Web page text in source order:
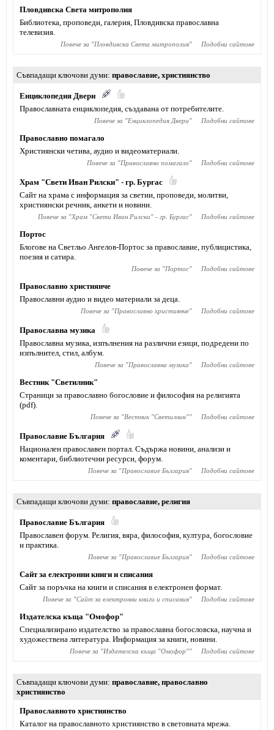
Пловдивска Света митрополия
Библиотека, проповеди, галерия, Пловдивска православна
телевизия.
Повече за "Пловдивска Света митрополия" Подобни сайтове
Съвпадащи ключови думи православие, християнство
Енциклопедия Двери
Православната енциклопедия, създавана от потребителите.
Повече за "Енциклопедия Двери" Подобни сайтове
Православно помагало
Християнски четива, аудио и видеоматериали.
Повече за "Православно помагало" Подобни сайтове
Храм "Свети Иван Рилски" - гр. Бургас
Сайт на храма с информация за светии, проповеди, молитви,
християнски речник, анкети и новини.
Повече за "Храм "Свети Иван Рилски" - гр. Бургас" Подобни сайтове
Портос
Блогове на Светльо Ангелов-Портос за православие, публицистика,
поезия и сатира.
Повече за "Портос" Подобни сайтове
Православно християнче
Православни аудио и видео материали за деца.
Повече за "Православно християнче" Подобни сайтове
Православна музика
Православна музика, изпълнения на различни езици, подредени по
изпълнител, стил, албум.
Повече за "Православна музика" Подобни сайтове
Вестник "Светилник"
Страници за православно богословие и философия на религията
(pdf).
Повече за "Вестник "Светилник"" Подобни сайтове
Православие България
Национален православен портал. Съдържа новини, анализи и
коментари, библиотечни ресурси, форум.
Повече за "Православие България" Подобни сайтове
Съвпадащи ключови думи православие, религия
Православие България
Православен форум. Религия, вяра, философия, култура, богословие
и практика.
Повече за "Православие България" Подобни сайтове
Сайт за електронни книги и списания
Сайт за поръчка на книги и списания в електронен формат.
Повече за "Сайт за електронни книги и списания" Подобни сайтове
Издателска къща "Омофор"
Специализирано издателство за православна богословска, научна и
художествена литература. Информация за книги, новини.
Повече за "Издателска къща "Омофор"" Подобни сайтове
Съвпадащи ключови думи православие, православно
християнство
Православното християнство
Каталог на православното християнство в световната мрежа.